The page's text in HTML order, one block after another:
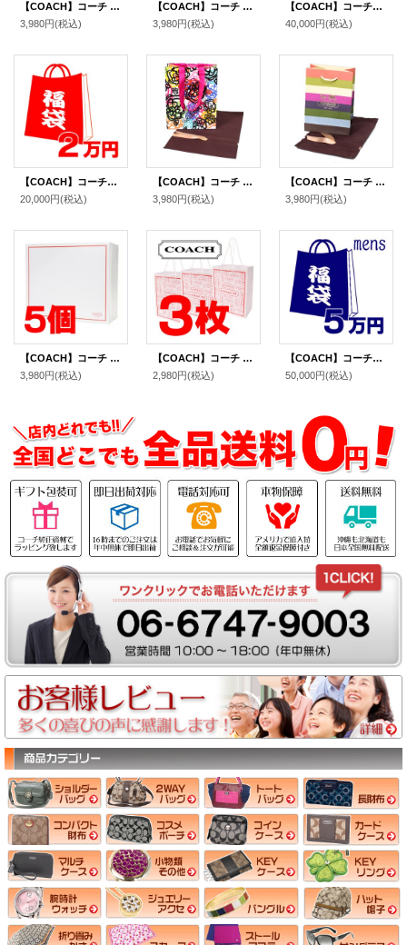
【COACH】コーチ 布袋 コーチトピア Coachtopia 純正保存袋 巾着 コットン100％ 単品 1枚（送料無料）
3,980円(税込)
【COACH】コーチ ピーナッツ コラボ スヌーピー プリント ショップバッグ 純正紙袋 布袋 リボン付き ギフトキット プレゼント セット ピンクマルチ（送料無料）
3,980円(税込)
【COACH】コーチの超お得レディース福袋〔4万円〕（送料無料）
40,000円(税込)
【COACH】コーチの超お得レディース福袋〔2万円〕（送料無料）
20,000円(税込)
【COACH】コーチ 純正紙袋 ポピー リボン付き 巾着布袋 セット プレゼントキット ギフトキット ギフトセット ラッピングセット マルチ（送料無料）
3,980円(税込)
【COACH】コーチ 純正紙袋 ボーダー ミニ リボン付き 巾着布袋 セット プレゼントキット ギフトキット ギフトセット ラッピングセット マルチ（送料無料）
3,980円(税込)
【COACH】コーチ 純正ボックスM 〔5個セット〕（送料無料）
3,980円(税込)
【COACH】コーチ 純正訳あり紙袋Sサイズ 〔3枚セット〕（送料無料）
2,980円(税込)
【COACH】コーチの超お得メンズ福袋〔5万円〕（送料無料）
50,000円(税込)